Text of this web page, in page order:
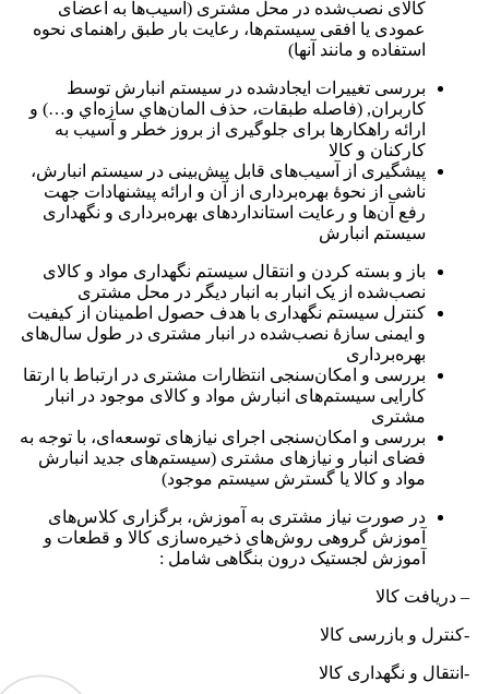
کالای نصب‌شده در محل مشتری (آسیب‌ها به اعضای
عمودی یا افقی سیستم‌ها، رعایت بار طبق راهنمای نحوه
استفاده و مانند آنها)
بررسی تغييرات ايجادشده در سيستم انبارش توسط
كاربران, (فاصله طبقات، حذف المان‌هاي سازه‌اي و…) و
ارائه راهكارها برای جلوگيری از بروز خطر و آسيب به
كاركنان و كالا
پیشگیری از آسيب‌های قابل پیش‌بینی در سيستم انبارش،
ناشی از نحوهٔ بهره‌برداری از آن و ارائه پيشنهادات جهت
رفع آن‌ها و رعايت استانداردهای بهره‌برداری و نگهداری
سيستم انبارش
باز‌ و بسته کردن و انتقال سیستم نگهداری مواد و کالای
نصب‌شده از یک انبار به انبار دیگر در محل مشتری
کنترل سیستم نگهداری با هدف حصول اطمینان از کیفیت
و ایمنی سازهٔ نصب‌شده در انبار مشتری در طول سال‌های
بهره‌برداری
بررسی و امکان‌سنجی انتظارات مشتری در ارتباط با ارتقا
کارایی سیستم‌های انبارش مواد و کالای موجود در انبار
مشتری
بررسی و امکان‌سنجی اجرای نیازهای توسعه‌ای، با توجه به
فضای انبار و نیازهای مشتری (سیستم‌های جدید انبارش
مواد و کالا یا گسترش سیستم موجود)
در صورت نیاز مشتری به آموزش، برگزاری کلاس‌های
آموزش گروهی روش‌های ذخیره‌سازی کالا و قطعات و
آموزش لجستیک درون بنگاهی شامل :
– دریافت کالا
-کنترل و بازرسی کالا
-انتقال و نگهداری کالا